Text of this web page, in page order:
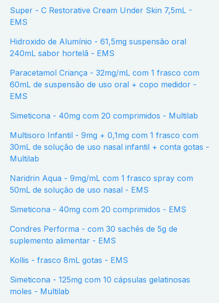
Super - C Restorative Cream Under Skin 7,5mL -
EMS
Hidroxido de Alumínio - 61,5mg suspensão oral
240mL sabor hortelã - EMS
Paracetamol Criança - 32mg/mL com 1 frasco com
60mL de suspensão de uso oral + copo medidor -
EMS
Simeticona - 40mg com 20 comprimidos - Multilab
Multisoro Infantil - 9mg + 0,1mg com 1 frasco com
30mL de solução de uso nasal infantil + conta gotas -
Multilab
Naridrin Aqua - 9mg/mL com 1 frasco spray com
50mL de solução de uso nasal - EMS
Simeticona - 40mg com 20 comprimidos - EMS
Condres Performa - com 30 sachês de 5g de
suplemento alimentar - EMS
Kollis - frasco 8mL gotas - EMS
Simeticona - 125mg com 10 cápsulas gelatinosas
moles - Multilab